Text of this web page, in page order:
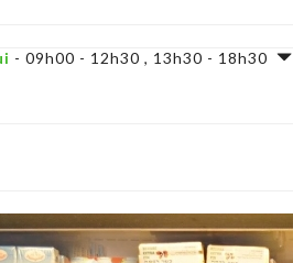
- 09h00 - 12h30 , 13h30 - 18h30